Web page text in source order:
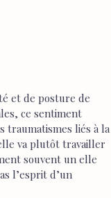
et de posture de
ce sentiment
traumatismes liés à la
va plutôt travailler
souvent un elle
l’esprit d’un